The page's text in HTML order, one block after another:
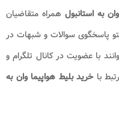
به استانبول همراه متقاضیان
پاسخگوی سوالات و شبهات در
با عضویت در کانال تلگرام و
باخرید بلیط هواپیما وان به